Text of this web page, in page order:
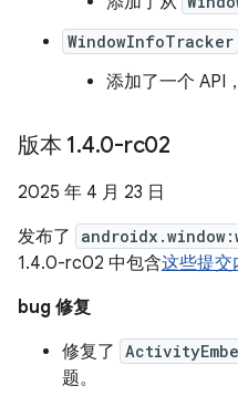
WindowInfoTracker
添加了一个 API
版本 1.4.0-rc02
2025 年 4 月 23 日
发布了
1.4.0-rc02 中包含这些提交
bug 修复
修复了
题。